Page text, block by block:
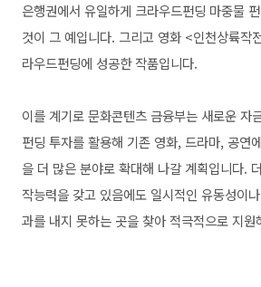
은행권에서 유일하게 크라우드펀딩 마중물
것이 그 예입니다. 그리고 영화 <인천상륙작
라우드펀딩에 성공한 작품입니다.
이를 계기로 문화콘텐츠 금융부는 새로운 자
펀딩 투자를 활용해 기존 영화, 드라마, 공연
을 더 많은 분야로 확대해 나갈 계획입니다.
작능력을 갖고 있음에도 일시적인 유동성이
과를 내지 못하는 곳을 찾아 적극적으로 지원